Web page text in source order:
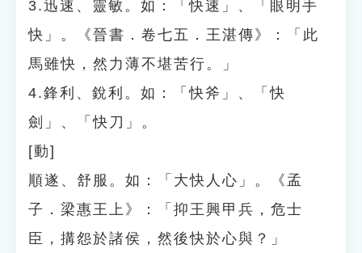
3.迅速、靈敏。如：「快速」、「眼明手
快」。《晉書．卷七五．王湛傳》：「此
馬雖快，然力薄不堪苦行。」
4.鋒利、銳利。如：「快斧」、「快
劍」、「快刀」。
[動]
順遂、舒服。如：「大快人心」。《孟
子．梁惠王上》：「抑王興甲兵，危士
臣，搆怨於諸侯，然後快於心與？」